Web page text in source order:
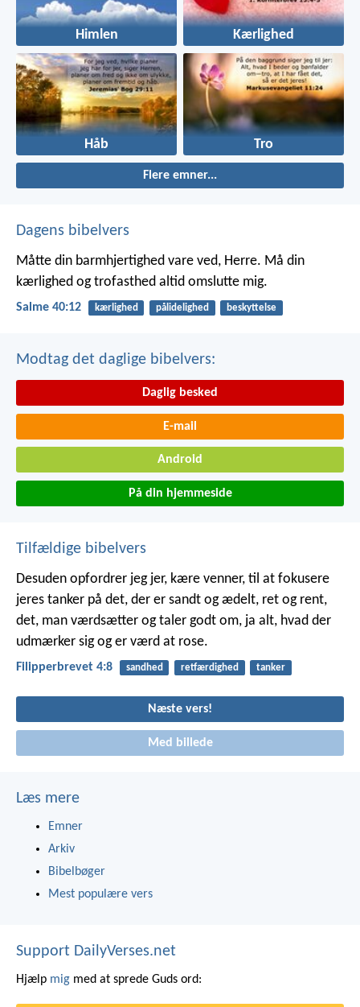
Himlen Kærlighed
Håb Tro
Flere emner...
Dagens bibelvers
Måtte din barmhjertighed vare ved, Herre. Må din
kærlighed og trofasthed altid omslutte mig.
Salme 40:12 kærlighed pålidelighed beskyttelse
Modtag det daglige bibelvers:
Daglig besked
E-mail
Android
På din hjemmeside
Tilfældige bibelvers
Desuden opfordrer jeg jer, kære venner, til at fokusere
jeres tanker på det, der er sandt og ædelt, ret og rent,
det, man værdsætter og taler godt om, ja alt, hvad der
udmærker sig og er værd at rose.
Filipperbrevet 4:8 sandhed retfærdighed tanker
Næste vers!
Med billede
Læs mere
Emner
Arkiv
Bibelbøger
Mest populære vers
Support DailyVerses.net
Hjælp mig med at sprede Guds ord: